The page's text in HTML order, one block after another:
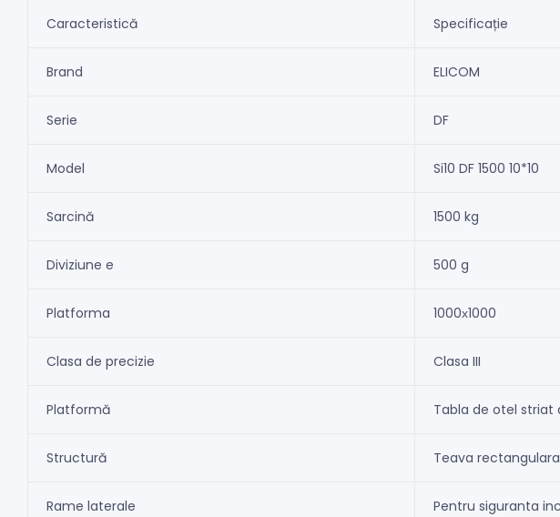
Caracteristică Specificație
Brand ELICOM
Serie DF
Model Si10 DF 1500 10*10
Sarcină 1500 kg
Diviziune e 500 g
Platforma 1000х1000
Clasa de precizie Clasa III
Platformă Tabla de otel striat
Structură Teava
Rame laterale Pentru siguranta